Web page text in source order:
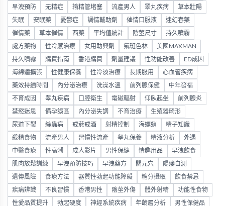
早洩預防 无精症 输精管堵塞 流產男人 睪丸疾病 草本壯陽
失眠 安眠藥 憂鬱症 調情輔助劑 催情口服液 迷幻春藥
催情藥 草本催情 西藥 平均值統計 陰莖尺寸 持久噴霧
處方藥物 性冷感治療 女用助興劑 氟班色林 美國MAXMAN
持久噴霧 購買指南 香港購買 劑量建議 性功能改善 ED成因
海綿體擴張 性健康保養 性冷淡治療 長期服用 心血管疾病
藥效持續時間 內分泌治療 洗澡水溫 前列腺保健 中年發福
不育成因 睾丸疾病 口腔衛生 電磁輻射 仰臥起坐 前列腺炎
禁慾迷思 備孕誤區 內分泌失調 不育治療 生殖器畸形
尿道下裂 絲蟲病 戒菸戒酒 射精控制 海螵蛸 精子知識
殺精食物 流產男人 習慣性流產 睾丸保養 精液分析 外遇
中醫食療 性高潮 成人影片 男性保健 情趣用品 早洩飲食
肌肉放鬆訓練 早洩預防技巧 早洩藥方 關元穴 陽痿自測
遺傳風險 食療方法 器質性勃起功能障礙 糖分攝取 飲食禁忌
疾病辨識 不良習慣 香港男性 陰莖外傷 體外射精 功能性食物
性愛品質提升 勃起硬度 神經系統疾病 年齡層分析 男性保健品